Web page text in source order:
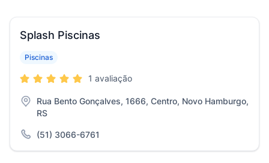
Splash Piscinas
Piscinas
1 avaliação
Rua Bento Gonçalves, 1666, Centro, Novo Hamburgo,
RS
(51) 3066-6761